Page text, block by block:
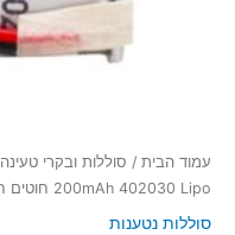
עמוד הבית / סוללות ובקרי טעינה
200mAh 402030 Lipo חוטים חשופים
סוללות נטענות